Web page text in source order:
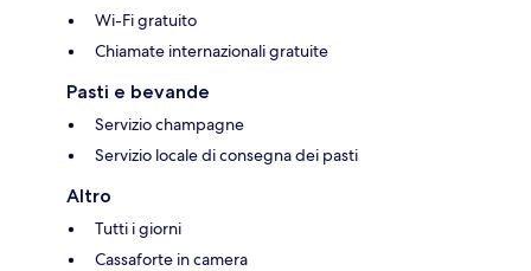
Wi-Fi gratuito
Chiamate internazionali gratuite
Pasti e bevande
Servizio champagne
Servizio locale di consegna dei pasti
Altro
Tutti i giorni
Cassaforte in camera